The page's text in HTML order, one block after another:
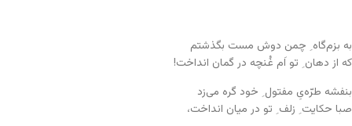
به بزم‌گاه ِ چمن دوش مست بگذشتم
که از دهان ِ تو اَم غُنچه در گمان انداخت!
بنفشه طرّه‌یِ مفتول ِ خود گره می‌زد
صبا حکایت ِ زلف ِ تو در میان انداخت،